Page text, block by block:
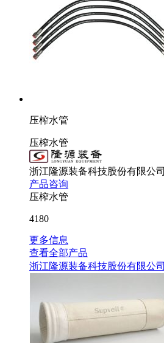
压榨水管
压榨水管
浙江隆源装备科技股份有限公司
产品咨询
压榨水管
4180
更多信息
查看全部产品
浙江隆源装备科技股份有限公司